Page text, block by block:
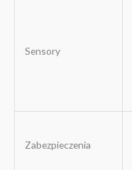
Sensory
Zabezpieczenia